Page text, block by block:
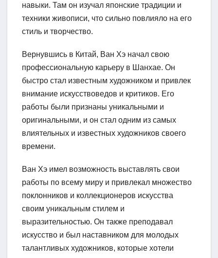
навыки. Там он изучал японские традиции и
техники живописи, что сильно повлияло на его
стиль и творчество.
Вернувшись в Китай, Ван Хэ начал свою
профессиональную карьеру в Шанхае. Он
быстро стал известным художником и привлек
внимание искусствоведов и критиков. Его
работы были признаны уникальными и
оригинальными, и он стал одним из самых
влиятельных и известных художников своего
времени.
Ван Хэ имел возможность выставлять свои
работы по всему миру и привлекал множество
поклонников и коллекционеров искусства
своим уникальным стилем и
выразительностью. Он также преподавал
искусство и был наставником для молодых
талантливых художников, которые хотели